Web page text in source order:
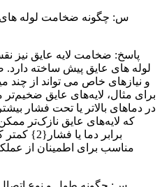
س: چگونه ضخامت لوله های
پاسخ: ضخامت لایه عایق نیز
لوله های عایق پیش ساخته دارد.
و نیازهای خاص می تواند از چند
برای مثال، لایه‌های عایق
در دماهای بالاتر یا تحت فشار
که لایه‌های عایق نازک‌تر
برابر دما
مناسب برای اطمینان از